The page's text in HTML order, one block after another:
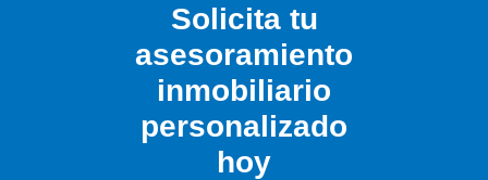
Solicita tu
asesoramiento
inmobiliario
personalizado
hoy